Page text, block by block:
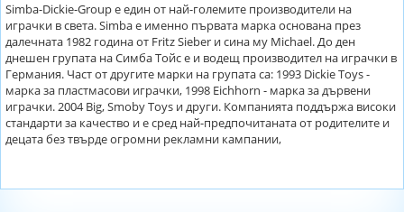
Simba-Dickie-Group е един от най-големите производители на
играчки в света. Simba e именно първата марка основана през
далечната 1982 година от Fritz Sieber и сина му Michael. До ден
днешен групата на Симба Тойс е и водещ производител на играчки в
Германия. Част от другите марки на групата са: 1993 Dickie Toys -
марка за пластмасови играчки, 1998 Eichhorn - марка за дървени
играчки. 2004 Big, Smoby Toys и други. Компанията поддържа високи
стандарти за качество и е сред най-предпочитаната от родителите и
децата без твърде огромни рекламни кампании,